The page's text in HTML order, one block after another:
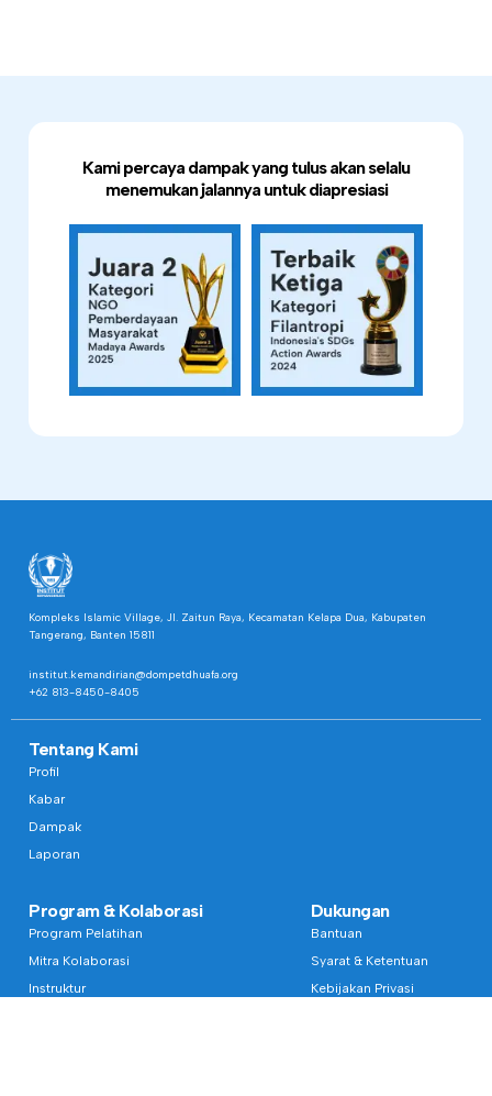
Kami percaya dampak yang tulus akan selalu
menemukan jalannya untuk diapresiasi
Kompleks Islamic Village, Jl. Zaitun Raya, Kecamatan Kelapa Dua, Kabupaten
Tangerang, Banten 15811
institut.kemandirian@dompetdhuafa.org
+62 813-8450-8405
Tentang Kami
Profil
Kabar
Dampak
Laporan
Program & Kolaborasi
Program Pelatihan
Mitra Kolaborasi
Instruktur
Dukungan
Bantuan
Syarat & Ketentuan
Kebijakan Privasi